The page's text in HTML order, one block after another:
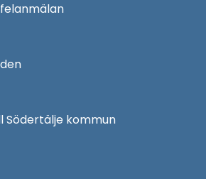
Södertälje kommun